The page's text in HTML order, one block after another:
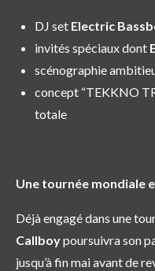
DJ set Electric
invités spéciaux dont
scénographie
concept “TEKKNO
totale
Une tournée mondiale
Déjà engagé dans une
Callboypoursuivra son
jusqu’à fin mai avant de